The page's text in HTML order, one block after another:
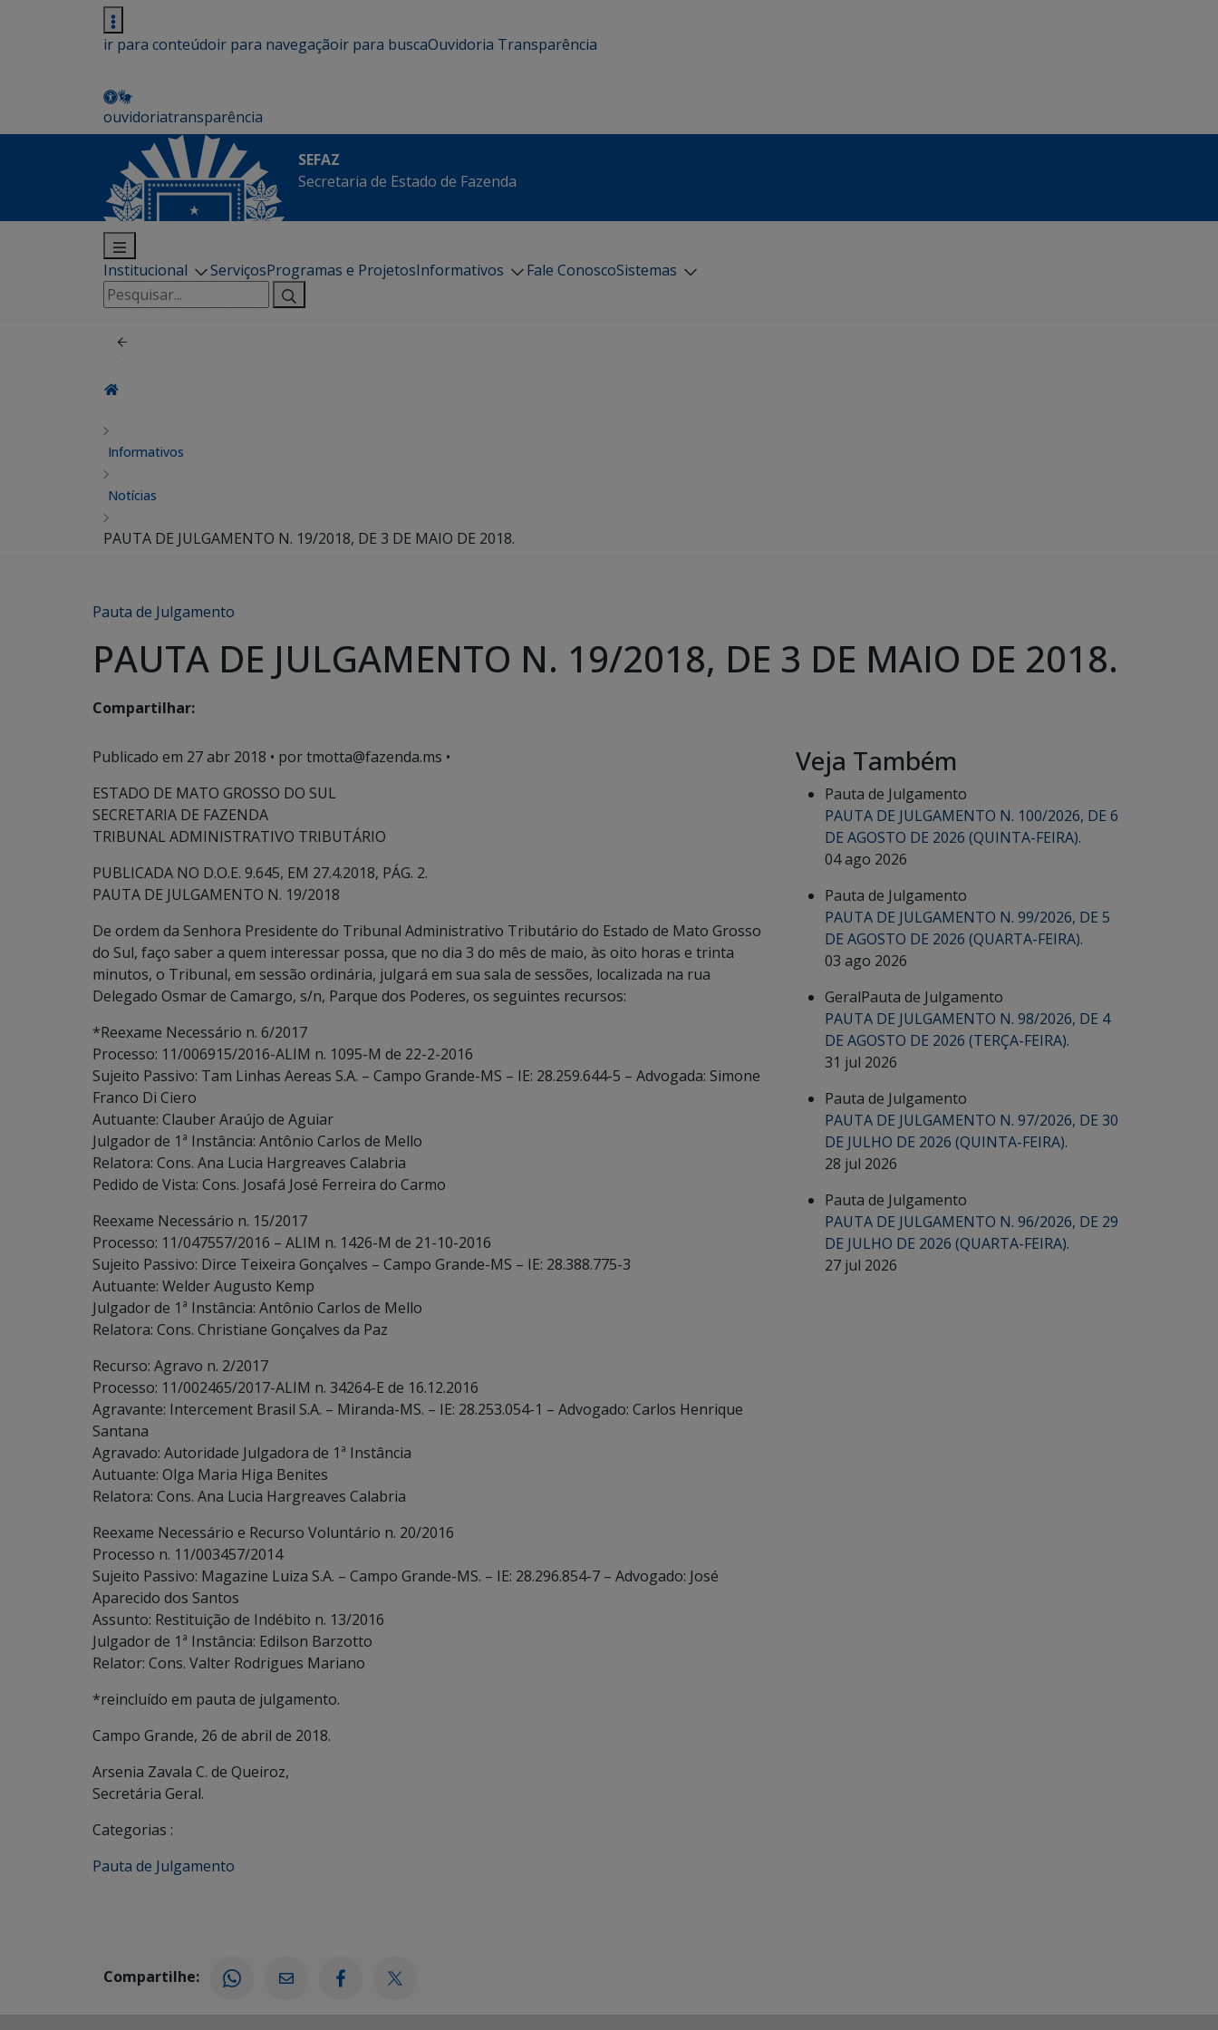
ir para conteúdoir para navegaçãoir para buscaOuvidoria Transparência
ouvidoriatransparência
SEFAZ
Secretaria de Estado de Fazenda
Institucional ServiçosProgramas e ProjetosInformativos Fale ConoscoSistemas
Pesquisar
por:
Informativos
Notícias
PAUTA DE JULGAMENTO N. 19/2018, DE 3 DE MAIO DE 2018.
Pauta de Julgamento
PAUTA DE JULGAMENTO N. 19/2018, DE 3 DE MAIO DE 2018.
Compartilhar:
Publicado em 27 abr 2018 • por tmotta@fazenda.ms •
ESTADO DE MATO GROSSO DO SUL
SECRETARIA DE FAZENDA
TRIBUNAL ADMINISTRATIVO TRIBUTÁRIO
PUBLICADA NO D.O.E. 9.645, EM 27.4.2018, PÁG. 2.
PAUTA DE JULGAMENTO N. 19/2018
De ordem da Senhora Presidente do Tribunal Administrativo Tributário do Estado de Mato Grosso
do Sul, faço saber a quem interessar possa, que no dia 3 do mês de maio, às oito horas e trinta
minutos, o Tribunal, em sessão ordinária, julgará em sua sala de sessões, localizada na rua
Delegado Osmar de Camargo, s/n, Parque dos Poderes, os seguintes recursos:
*Reexame Necessário n. 6/2017
Processo: 11/006915/2016-ALIM n. 1095-M de 22-2-2016
Sujeito Passivo: Tam Linhas Aereas S.A. – Campo Grande-MS – IE: 28.259.644-5 – Advogada: Simone
Franco Di Ciero
Autuante: Clauber Araújo de Aguiar
Julgador de 1ª Instância: Antônio Carlos de Mello
Relatora: Cons. Ana Lucia Hargreaves Calabria
Pedido de Vista: Cons. Josafá José Ferreira do Carmo
Reexame Necessário n. 15/2017
Processo: 11/047557/2016 – ALIM n. 1426-M de 21-10-2016
Sujeito Passivo: Dirce Teixeira Gonçalves – Campo Grande-MS – IE: 28.388.775-3
Autuante: Welder Augusto Kemp
Julgador de 1ª Instância: Antônio Carlos de Mello
Relatora: Cons. Christiane Gonçalves da Paz
Recurso: Agravo n. 2/2017
Processo: 11/002465/2017-ALIM n. 34264-E de 16.12.2016
Agravante: Intercement Brasil S.A. – Miranda-MS. – IE: 28.253.054-1 – Advogado: Carlos Henrique
Santana
Agravado: Autoridade Julgadora de 1ª Instância
Autuante: Olga Maria Higa Benites
Relatora: Cons. Ana Lucia Hargreaves Calabria
Reexame Necessário e Recurso Voluntário n. 20/2016
Processo n. 11/003457/2014
Sujeito Passivo: Magazine Luiza S.A. – Campo Grande-MS. – IE: 28.296.854-7 – Advogado: José
Aparecido dos Santos
Assunto: Restituição de Indébito n. 13/2016
Julgador de 1ª Instância: Edilson Barzotto
Relator: Cons. Valter Rodrigues Mariano
*reincluído em pauta de julgamento.
Campo Grande, 26 de abril de 2018.
Arsenia Zavala C. de Queiroz,
Secretária Geral.
Categorias :
Pauta de Julgamento
Veja Também
Pauta de Julgamento
PAUTA DE JULGAMENTO N. 100/2026, DE 6
DE AGOSTO DE 2026 (QUINTA-FEIRA).
04 ago 2026
Pauta de Julgamento
PAUTA DE JULGAMENTO N. 99/2026, DE 5
DE AGOSTO DE 2026 (QUARTA-FEIRA).
03 ago 2026
GeralPauta de Julgamento
PAUTA DE JULGAMENTO N. 98/2026, DE 4
DE AGOSTO DE 2026 (TERÇA-FEIRA).
31 jul 2026
Pauta de Julgamento
PAUTA DE JULGAMENTO N. 97/2026, DE 30
DE JULHO DE 2026 (QUINTA-FEIRA).
28 jul 2026
Pauta de Julgamento
PAUTA DE JULGAMENTO N. 96/2026, DE 29
DE JULHO DE 2026 (QUARTA-FEIRA).
27 jul 2026
Compartilhe: